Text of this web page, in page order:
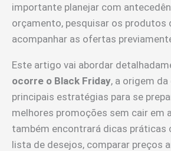
importante planejar com
orçamento, pesquisar os produtos
acompanhar as ofertas
Este artigo vai abordar
ocorre o Black Friday, a origem
principais estratégias para se
melhores promoções sem cair em
também encontrará dicas práticas
lista de desejos, comparar preços